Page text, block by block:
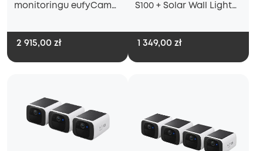
monitoringu eufyCam
2 915,00 zł
S100 + Solar Wall Light
1 349,00 zł